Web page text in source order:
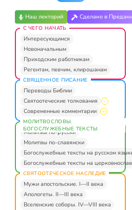
Наш лекторий Сделано в
С ЧЕГО НАЧАТЬ
Интересующимся
Новоначальным
Приходским работникам
Регентам, певчим, клирошанам
СВЯЩЕННОЕ ПИСАНИЕ
Переводы Библии
Святоотеческие толкования
Современные комментарии
МОЛИТВОСЛОВЫ.
БОГОСЛУЖЕБНЫЕ ТЕКСТЫ
Молитвы по-русски
Молитвы по-славянски
Богослужебные тексты на русском
Богослужебные тексты на
СВЯТООТЕЧЕСКОЕ НАСЛЕДИЕ
Мужи апостольские. I—II века
Апологеты. II—III века
Вселенские соборы. IV—VIII века